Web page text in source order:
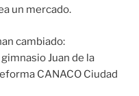
un mercado.
cambiado:
Juan de la
CANACO Ciudad